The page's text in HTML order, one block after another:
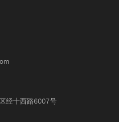
经十西路6007号